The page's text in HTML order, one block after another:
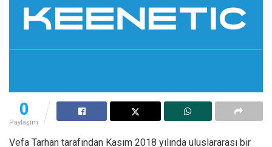
0
Paylaşım
Vefa Tarhan tarafından Kasım 2018 yılında uluslararası bir